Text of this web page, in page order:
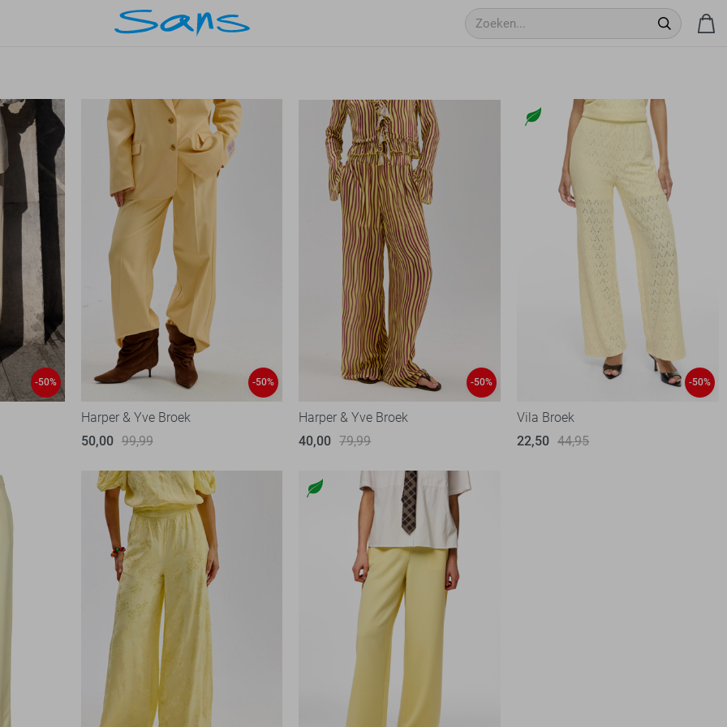
-50% -50%
Harper & Yve Broek
50,00 99,99
-50%
Harper & Yve Broek
40,00 79,99
-50%
Vila Broek
22,50 44,95